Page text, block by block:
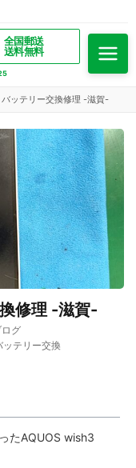
全国郵送
送料無料
ッテリー交換修理 -滋賀-
修理 -滋賀-
グ
ッテリー交換
たAQUOS wish3